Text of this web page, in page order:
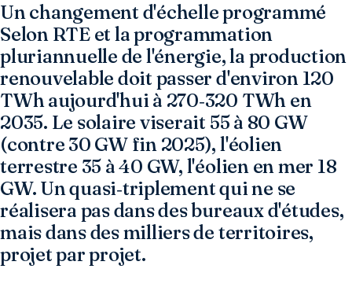
Un changement d'échelle programmé
Selon RTE et la programmation
pluriannuelle de l'énergie, la production
renouvelable doit passer d'environ 120
TWh aujourd'hui à 270‑320 TWh en
2035. Le solaire viserait 55 à 80 GW
(contre 30 GW fin 2025), l'éolien
terrestre 35 à 40 GW, l'éolien en mer 18
GW. Un quasi‑triplement qui ne se
réalisera pas dans des bureaux d'études,
mais dans des milliers de territoires,
projet par projet.